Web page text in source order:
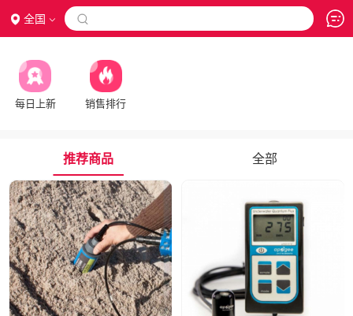
全国 
每日上新 销售排行
推荐商品 全部